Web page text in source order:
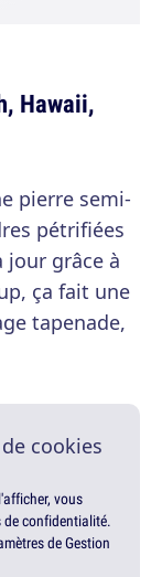
Hawaii,
pierre semi-
pétrifiées
jour grâce à
ça fait une
tapenade,
cookies
vous
de confidentialité.
de Gestion